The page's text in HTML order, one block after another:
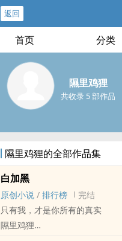
返回
首页 分类
隰里鸡狸
共收录 5 部作品
隰里鸡狸的全部作品集
白加黑
原创小说 / 排行榜
完结
只有我，才是你所有的真实
隰里鸡狸